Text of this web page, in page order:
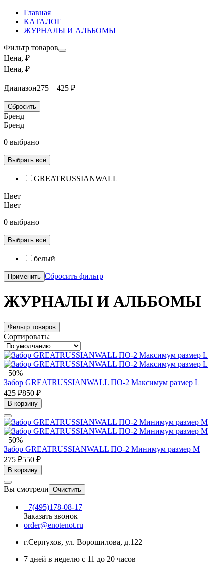
Главная
КАТАЛОГ
ЖУРНАЛЫ И АЛЬБОМЫ
Фильтр товаров
Цена, ₽
Цена, ₽
Диапазон275 – 425 ₽
Сбросить
Бренд
Бренд
0 выбрано
Выбрать всё
GREATRUSSIANWALL
Цвет
Цвет
0 выбрано
Выбрать всё
белый
Применить Сбросить фильтр
ЖУРНАЛЫ И АЛЬБОМЫ
Фильтр товаров
Сортировать:
−50%
Забор GREATRUSSIANWALL ПО-2 Максимум размер L
425 ₽850 ₽
В корзину
−50%
Забор GREATRUSSIANWALL ПО-2 Минимум размер М
275 ₽550 ₽
В корзину
Вы смотрели Очистить
+7(495)178-08-17
Заказать звонок
order@enotenot.ru
г.Серпухов, ул. Ворошилова, д.122
7 дней в неделю с 11 до 20 часов